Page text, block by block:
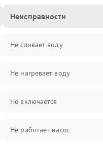
Неисправности
Не сливает воду
Не нагревает воду
Не включается
Не работает насос